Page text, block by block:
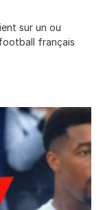
sur un ou
français